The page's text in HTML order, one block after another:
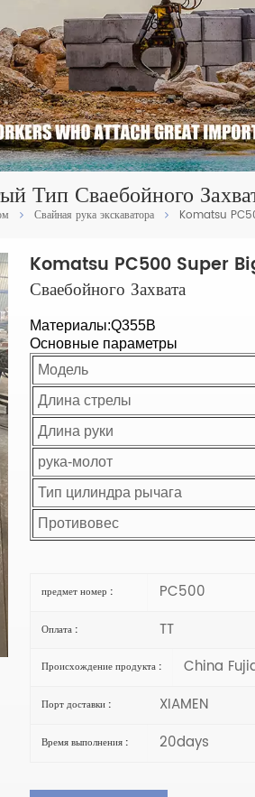
Сваебойного
Свайная рука экскаватора Komatsu
Komatsu PC500 Super
Сваебойного Захвата
Материалы:Q355B
Основные параметры
Модель
Длина стрелы
Длина руки
рука-молот
Тип цилиндра рычага
Противовес
предмет номер : PC500
Оплата : TT
Происхождение продукта : China
Порт доставки : XIAMEN
Время выполнения : 20days